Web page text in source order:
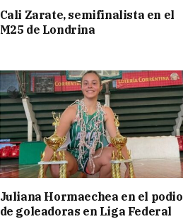
Cali Zarate, semifinalista en el
M25 de Londrina
Juliana Hormaechea en el podio
de goleadoras en Liga Federal